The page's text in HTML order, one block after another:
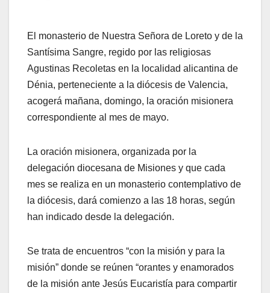
El monasterio de Nuestra Señora de Loreto y de la
Santísima Sangre, regido por las religiosas
Agustinas Recoletas en la localidad alicantina de
Dénia, perteneciente a la diócesis de Valencia,
acogerá mañana, domingo, la oración misionera
correspondiente al mes de mayo.
La oración misionera, organizada por la
delegación diocesana de Misiones y que cada
mes se realiza en un monasterio contemplativo de
la diócesis, dará comienzo a las 18 horas, según
han indicado desde la delegación.
Se trata de encuentros “con la misión y para la
misión” donde se reúnen “orantes y enamorados
de la misión ante Jesús Eucaristía para compartir